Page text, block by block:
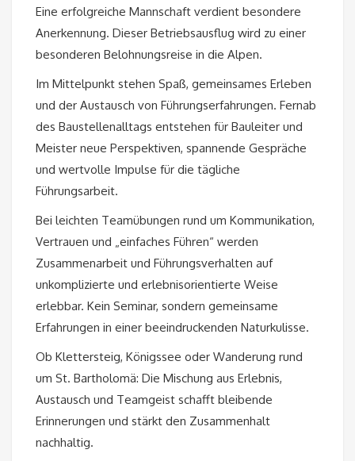
Eine erfolgreiche Mannschaft verdient besondere
Anerkennung. Dieser Betriebsausflug wird zu einer
besonderen Belohnungsreise in die Alpen.
Im Mittelpunkt stehen Spaß, gemeinsames Erleben
und der Austausch von Führungserfahrungen. Fernab
des Baustellenalltags entstehen für Bauleiter und
Meister neue Perspektiven, spannende Gespräche
und wertvolle Impulse für die tägliche
Führungsarbeit.
Bei leichten Teamübungen rund um Kommunikation,
Vertrauen und „einfaches Führen“ werden
Zusammenarbeit und Führungsverhalten auf
unkomplizierte und erlebnisorientierte Weise
erlebbar. Kein Seminar, sondern gemeinsame
Erfahrungen in einer beeindruckenden Naturkulisse.
Ob Klettersteig, Königssee oder Wanderung rund
um St. Bartholomä: Die Mischung aus Erlebnis,
Austausch und Teamgeist schafft bleibende
Erinnerungen und stärkt den Zusammenhalt
nachhaltig.